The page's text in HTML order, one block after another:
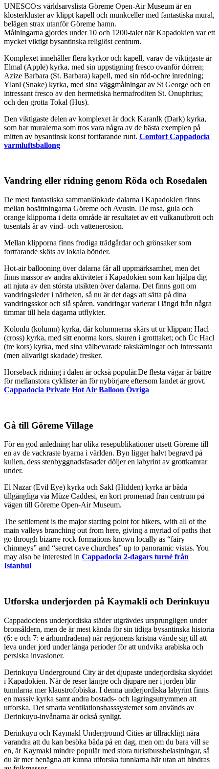
UNESCO:s världsarvslista Göreme Open-Air Museum är en
klosterkluster av klippt kapell och munkceller med fantastiska mural,
belägen strax utanför Göreme hamn.
Målningarna gjordes under 10 och 1200-talet när Kapadokien var ett
mycket viktigt bysantinska religiöst centrum.
Komplexet innehåller flera kyrkor och kapell, varav de viktigaste är
Elmal (Apple) kyrka, med sin uppstigning fresco ovanför dörren;
Azize Barbara (St. Barbara) kapell, med sin röd-ochre inredning;
Ylanl (Snake) kyrka, med sina väggmålningar av St George och en
intressant fresco av den hermetiska hermafroditen St. Onuphrius;
och den grotta Tokal (Hus).
Den viktigaste delen av komplexet är dock Karanlk (Dark) kyrka,
som har muralerna som tros vara några av de bästa exemplen på
mitten av bysantinsk konst fortfarande runt. Comfort Cappadocia
varmluftsballong
Vandring eller ridning genom Röda och Rosedalen
De mest fantastiska sammanlänkade dalarna i Kapadokien finns
mellan bosättningarna Göreme och Avusin. De rosa, gula och
orange klipporna i detta område är resultatet av ett vulkanutbrott och
tusentals år av vind- och vattenerosion.
Mellan klipporna finns frodiga trädgårdar och grönsaker som
fortfarande sköts av lokala bönder.
Hot-air ballooning över dalarna får all uppmärksamhet, men det
finns massor av andra aktiviteter i Kapadokien som kan hjälpa dig
att njuta av den största utsikten över dalarna. Det finns gott om
vandringsleder i närheten, så nu är det dags att sätta på dina
vandringsskor och slå spåren. vandringar varierar i längd från några
timmar till hela dagarna utflykter.
Kolonlu (kolumn) kyrka, där kolumnerna skärs ut ur klippan; Hacl
(cross) kyrka, med sitt enorma kors, skuren i grotttaket; och Üc Hacl
(tre kors) kyrka, med sina välbevarade takskärningar och intressanta
(men allvarligt skadade) fresker.
Horseback ridning i dalen är också populär.De flesta vägar är bättre
för mellanstora cyklister än för nybörjare eftersom landet är grovt.
Cappadocia Private Hot Air Balloon Övriga
Gå till Göreme Village
För en god anledning har olika resepublikationer utsett Göreme till
en av de vackraste byarna i världen. Byn ligger halvt begravd på
kullen, dess stenbyggnadsfasader döljer en labyrint av grottkamrar
under.
El Nazar (Evil Eye) kyrka och Sakl (Hidden) kyrka är båda
tillgängliga via Müze Caddesi, en kort promenad från centrum på
vägen till Göreme Open-Air Museum.
The settlement is the major starting point for hikers, with all of the
main valleys branching out from here, giving a myriad of paths that
go through bizarre rock formations known locally as “fairy
chimneys” and “secret cave churches” up to panoramic vistas. You
may also be interested in Cappadocia 2-dagars turné från
Istanbul
Utforska underjorden på Kaymakli och Derinkuyu
Cappadociens underjordiska städer utgrävdes ursprungligen under
bronsåldern, men de är mest kända för sin tidiga bysantinska historia
(6: e och 7: e århundradena) när regionens kristna vände sig till att
leva under jord under långa perioder för att undvika arabiska och
persiska invasioner.
Derinkuyu Underground City är det djupaste underjordiska skyddet
i Kapadokien. När de reser längre och djupare ner i jorden blir
tunnlarna mer klaustrofobiska. I denna underjordiska labyrint finns
en massiv kyrka samt andra bostads- och lagringsutrymmen att
utforska. Det smarta ventilationshasssystemet som används av
Derinkuyu-invånarna är också synligt.
Derinkuyu och Kaymakl Underground Cities är tillräckligt nära
varandra att du kan besöka båda på en dag, men om du bara vill se
en, är Kaymakl mindre populär med stora turistbussbelastningar, så
du är mer benägna att kunna utforska tunnlarna här utan att hindras